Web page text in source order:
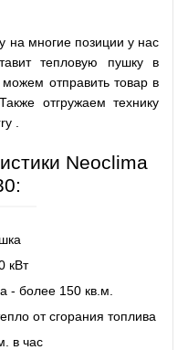
на многие позиции у нас
тепловую пушку в
отправить товар в
отгружаем технику
.
Neoclima
кВт
- более 150 кв.м.
от сгорания топлива
в час